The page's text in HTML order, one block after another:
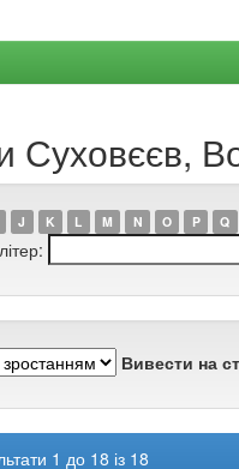
Суховєєв,
J K L M N O P Q
Вивести на
1 до 18 із 18